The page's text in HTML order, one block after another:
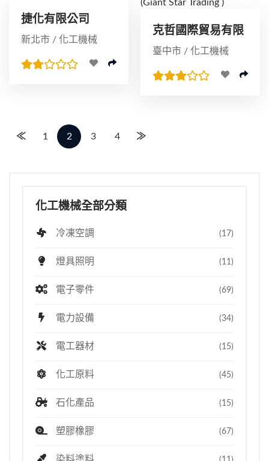
化工機械全部分類
冷凍空調 (17)
燈具照明 (11)
電子零件 (69)
電力設備 (34)
電工器材 (15)
化工原料 (45)
石化產品 (15)
塑膠橡膠 (67)
捷化有限公司
新北市 / 化工機械
克哲國際貿易有限
公司(Giant Star
臺中市 / 化工機械
≪ 1 2 3 4 ≫